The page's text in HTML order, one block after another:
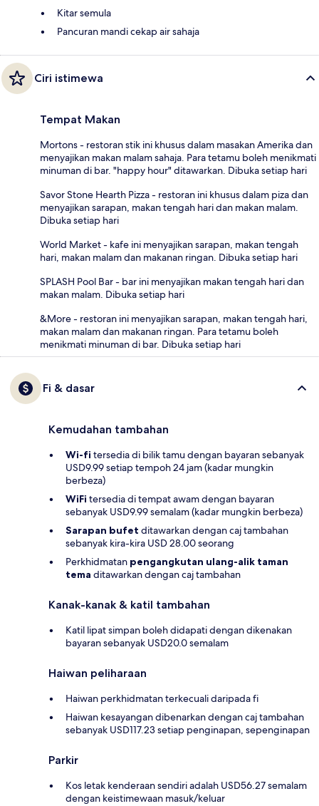
Kitar semula
Pancuran mandi cekap air sahaja
Ciri istimewa
Tempat Makan
Mortons - restoran stik ini khusus dalam masakan Amerika dan
menyajikan makan malam sahaja. Para tetamu boleh menikmati
minuman di bar. "happy hour" ditawarkan. Dibuka setiap hari
Savor Stone Hearth Pizza - restoran ini khusus dalam piza dan
menyajikan sarapan, makan tengah hari dan makan malam.
Dibuka setiap hari
World Market - kafe ini menyajikan sarapan, makan tengah
hari, makan malam dan makanan ringan. Dibuka setiap hari
SPLASH Pool Bar - bar ini menyajikan makan tengah hari dan
makan malam. Dibuka setiap hari
&More - restoran ini menyajikan sarapan, makan tengah hari,
makan malam dan makanan ringan. Para tetamu boleh
menikmati minuman di bar. Dibuka setiap hari
Fi & dasar
Kemudahan tambahan
Wi-fi tersedia di bilik tamu dengan bayaran sebanyak
USD9.99 setiap tempoh 24 jam (kadar mungkin
berbeza)
WiFi tersedia di tempat awam dengan bayaran
sebanyak USD9.99 semalam (kadar mungkin berbeza)
Sarapan bufet ditawarkan dengan caj tambahan
sebanyak kira-kira USD 28.00 seorang
Perkhidmatan pengangkutan ulang-alik taman
tema ditawarkan dengan caj tambahan
Kanak-kanak & katil tambahan
Katil lipat simpan boleh didapati dengan dikenakan
bayaran sebanyak USD20.0 semalam
Haiwan peliharaan
Haiwan perkhidmatan terkecuali daripada fi
Haiwan kesayangan dibenarkan dengan caj tambahan
sebanyak USD117.23 setiap penginapan, sepenginapan
Parkir
Kos letak kenderaan sendiri adalah USD56.27 semalam
dengan keistimewaan masuk/keluar